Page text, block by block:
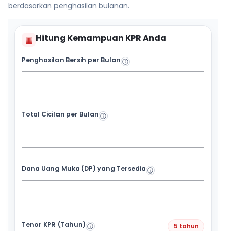
berdasarkan penghasilan bulanan.
▦ Hitung Kemampuan KPR Anda
Penghasilan Bersih per Bulan
Total Cicilan per Bulan
Dana Uang Muka (DP) yang Tersedia
Tenor KPR (Tahun) 5 tahun